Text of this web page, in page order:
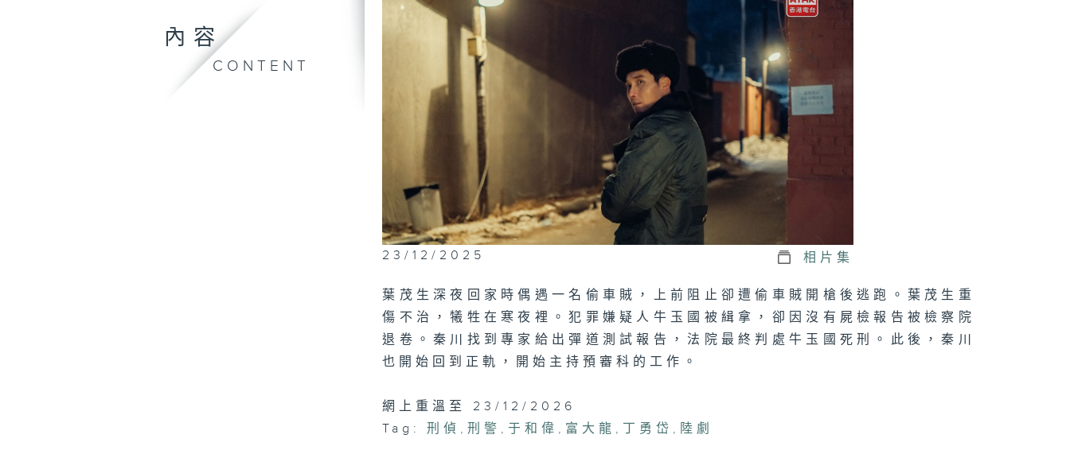
第三十三集：范守
良把破案心願交託
第三十二集：陶維
志為查案四處奔波
第三十集：四連指
指紋成關鍵線索
帶隊回清江查案
內容
CONTENT
23/12/2025 相片集
葉茂生深夜回家時偶遇一名偷車賊，上前阻止卻遭偷車賊開槍後逃跑。葉茂生重
傷不治，犧牲在寒夜裡。犯罪嫌疑人牛玉國被緝拿，卻因沒有屍檢報告被檢察院
退卷。秦川找到專家給出彈道測試報告，法院最終判處牛玉國死刑。此後，秦川
也開始回到正軌，開始主持預審科的工作。
網上重溫至 23/12/2026
Tag:
刑偵 ,刑警 , 于和偉 , 富大龍 , 丁勇岱 , 陸劇